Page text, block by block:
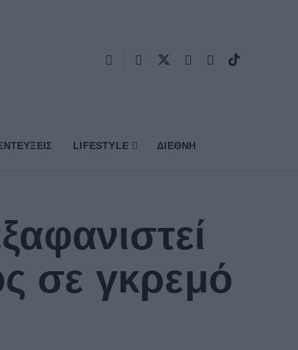
LIFESTYLE ΔΙΕΘΝΗ
σε γκρεμό